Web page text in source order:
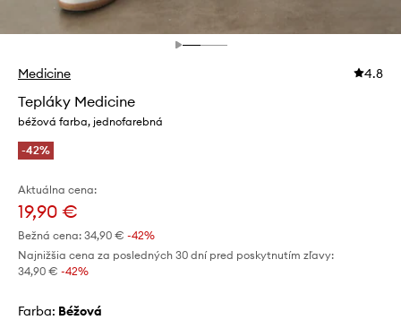
Medicine 4.8
Tepláky Medicine
béžová farba, jednofarebná
-42%
Aktuálna cena:
19,90 €
Bežná cena: 34,90 € -42%
Najnižšia cena za posledných 30 dní pred poskytnutím zľavy:
34,90 € -42%
Farba: béžová